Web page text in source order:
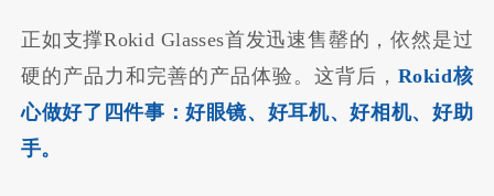
正如支撑Rokid Glasses首发迅速售罄的，依然是过
硬的产品力和完善的产品体验。这背后，Rokid核
心做好了四件事：好眼镜、好耳机、好相机、好助
手。